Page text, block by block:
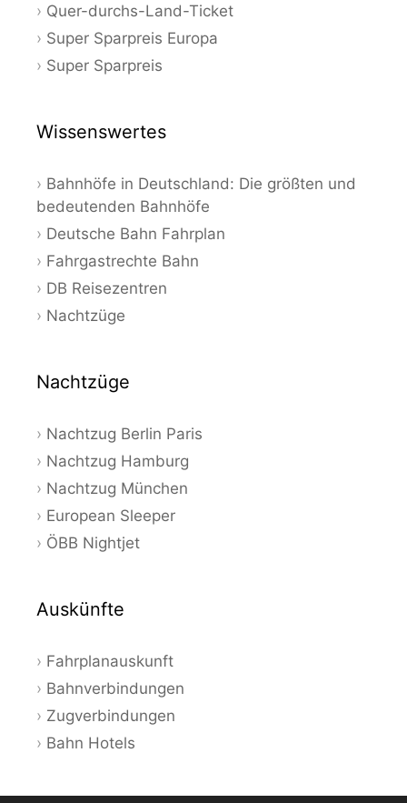
Quer-durchs-Land-Ticket
Super Sparpreis Europa
Super Sparpreis
Wissenswertes
Bahnhöfe in Deutschland: Die größten und
bedeutenden Bahnhöfe
Deutsche Bahn Fahrplan
Fahrgastrechte Bahn
DB Reisezentren
Nachtzüge
Nachtzüge
Nachtzug Berlin Paris
Nachtzug Hamburg
Nachtzug München
European Sleeper
ÖBB Nightjet
Auskünfte
Fahrplanauskunft
Bahnverbindungen
Zugverbindungen
Bahn Hotels